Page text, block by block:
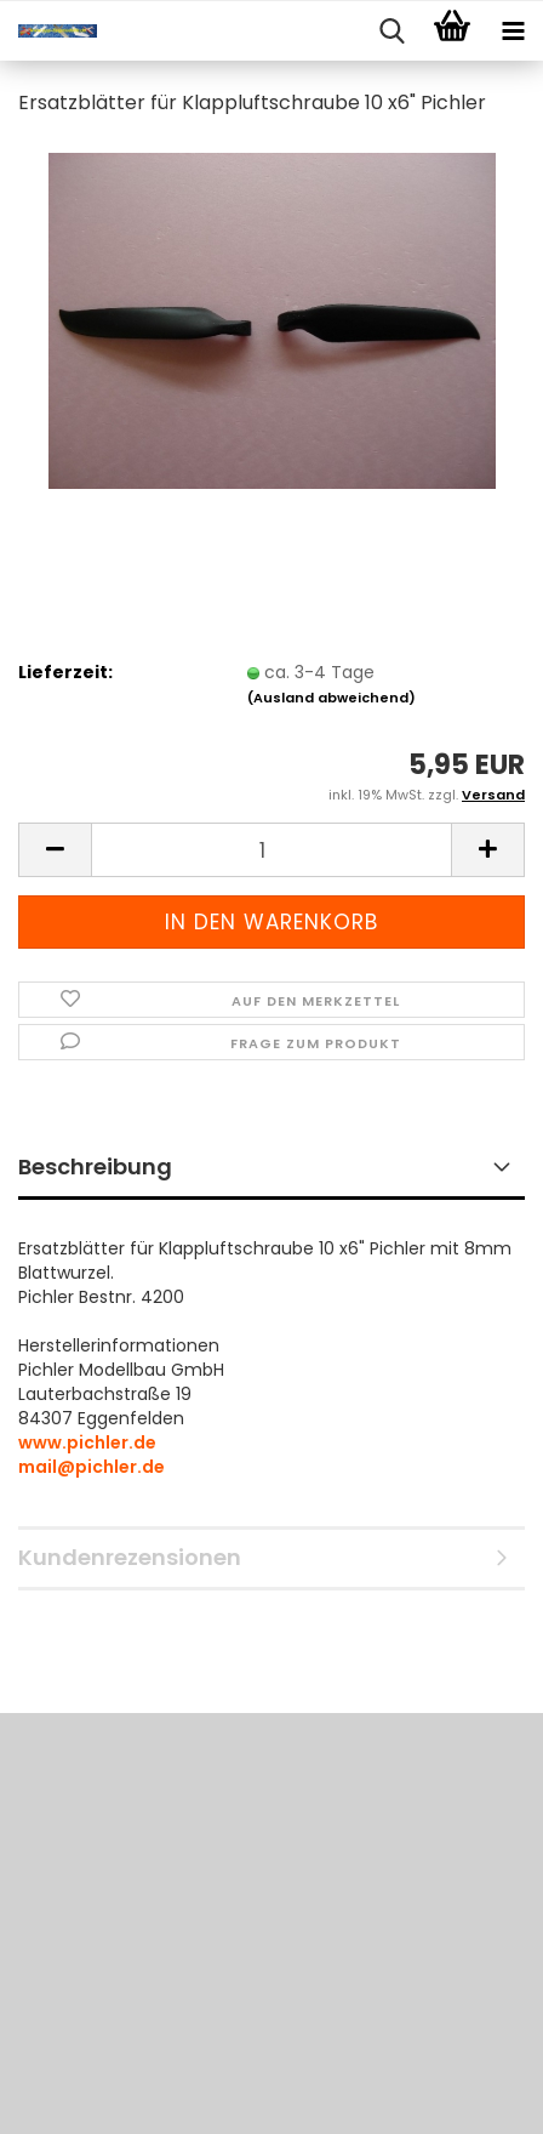
Ersatzblätter für Klappluftschraube 10 x6" Pichler
Lieferzeit: ca. 3-4 Tage
(Ausland abweichend)
5,95 EUR
inkl. 19% MwSt. zzgl.Versand
AUF DEN MERKZETTEL
FRAGE ZUM PRODUKT
Beschreibung
Ersatzblätter für Klappluftschraube 10 x6" Pichler mit 8mm
Blattwurzel.
Pichler Bestnr. 4200
Herstellerinformationen
Pichler Modellbau GmbH
Lauterbachstraße 19
84307 Eggenfelden
www.pichler.de
mail@pichler.de
Kundenrezensionen